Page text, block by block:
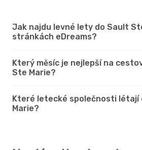
Jak najdu levné lety do Sault
stránkách eDreams?
Který měsíc je nejlepší na
Ste Marie?
Které letecké společnosti létají
Marie?